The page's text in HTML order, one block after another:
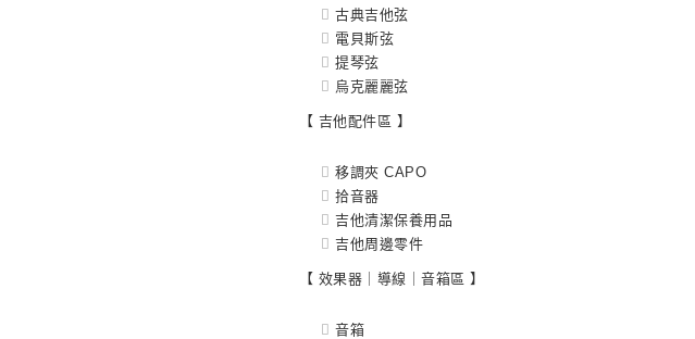
古典吉他弦
電貝斯弦
提琴弦
烏克麗麗弦
【 吉他配件區 】
移調夾 CAPO
拾音器
吉他清潔保養用品
吉他周邊零件
【 效果器｜導線｜音箱區 】
音箱